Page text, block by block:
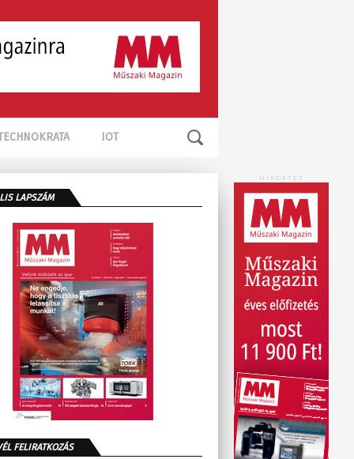
IOT
HIRDETÉS
LAPSZÁM
FELIRATKOZÁS